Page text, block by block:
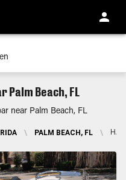
Palm Beach, FL
near Palm Beach, FL
\ PALM BEACH, FL \